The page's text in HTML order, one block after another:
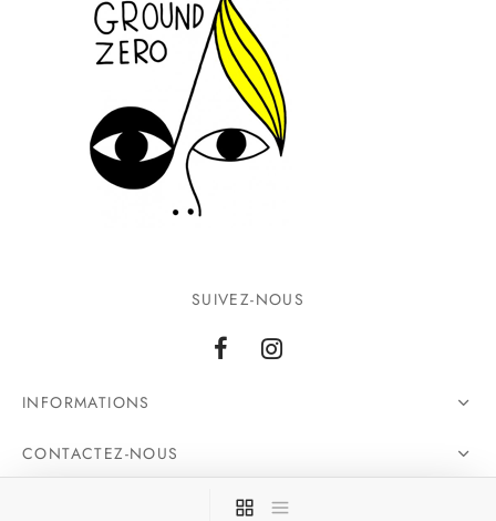
SUIVEZ-NOUS
INFORMATIONS
CONTACTEZ-NOUS